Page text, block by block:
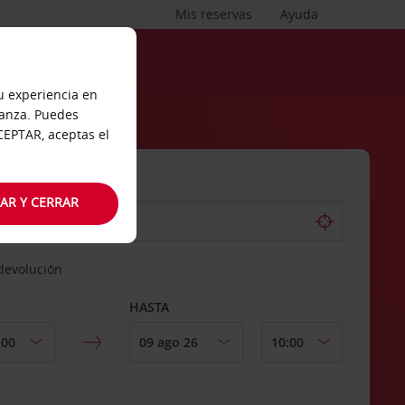
Ayuda
Mis reservas
HASTA
experiencia en
Puedes
aceptas el
Y CERRAR